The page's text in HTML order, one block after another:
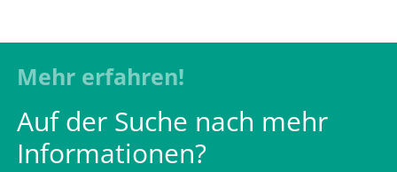
Mehr erfahren!
Auf der Suche nach mehr
Informationen?